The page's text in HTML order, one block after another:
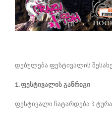
დებულება ფესტივალის
1. ფესტივალის განრიგი
ფესტივალი ჩატარდება 3